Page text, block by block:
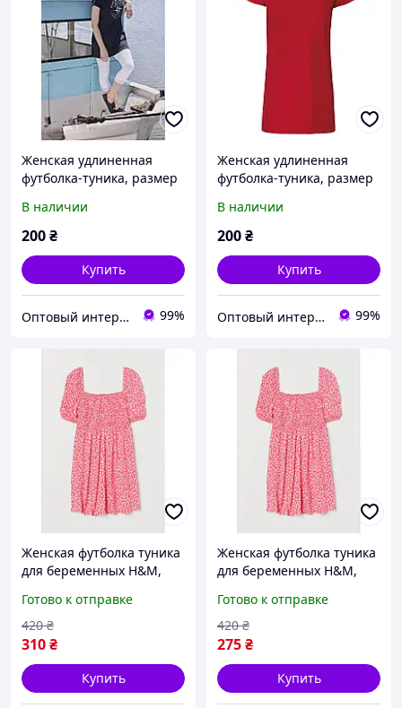
Женская удлиненная
футболка-туника, размер
В наличии
200₴
Купить
Оптовый интернет-магазин av-style.com.ua 99%
Женская удлиненная
футболка-туника, размер
В наличии
200₴
Купить
Оптовый интернет-магазин av-style.com.ua 99%
Женская футболка туника
для беременных H&M,
Готово к отправке
310₴
420 ₴
Купить
Женская футболка туника
для беременных H&M,
Готово к отправке
275₴
420 ₴
Купить